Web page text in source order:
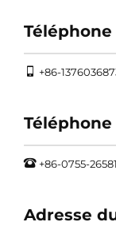
+86-
+86-0755-
Adresse